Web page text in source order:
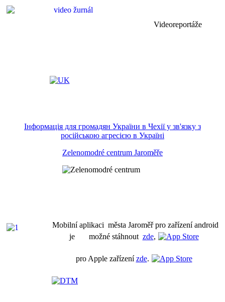
Videoreportáže
Інформація для громадян України в Чехії у зв'язку з
російською агресією в Україні
Zelenomodré centrum Jaroměře
Mobilní aplikaci města Jaroměř pro zařízení android
je možné stáhnout zde,
pro Apple zařízenízde.